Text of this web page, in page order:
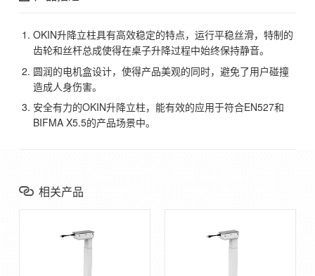
OKIN升降立柱具有高效稳定的特点，运行平稳丝滑，特制的
齿轮和丝杆总成使得在桌子升降过程中始终保持静音。
圆润的电机盒设计，使得产品美观的同时，避免了用户碰撞
造成人身伤害。
安全有力的OKIN升降立柱，能有效的应用于符合EN527和
BIFMA X5.5的产品场景中。
相关产品